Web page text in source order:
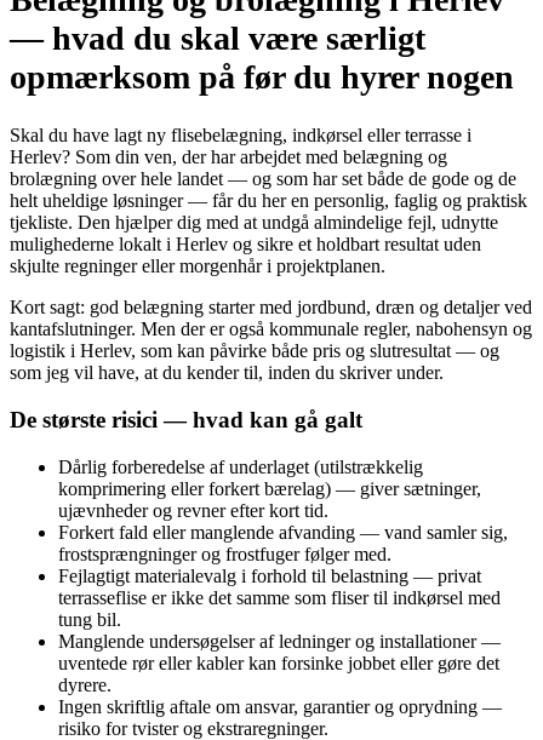
— hvad du skal være særligt
opmærksom på før du hyrer nogen
Skal du have lagt ny flisebelægning, indkørsel eller terrasse i
Herlev? Som din ven, der har arbejdet med belægning og
brolægning over hele landet — og som har set både de gode og de
helt uheldige løsninger — får du her en personlig, faglig og praktisk
tjekliste. Den hjælper dig med at undgå almindelige fejl, udnytte
mulighederne lokalt i Herlev og sikre et holdbart resultat uden
skjulte regninger eller morgenhår i projektplanen.
Kort sagt: god belægning starter med jordbund, dræn og detaljer ved
kantafslutninger. Men der er også kommunale regler, nabo­hensyn og
logistik i Herlev, som kan påvirke både pris og slutresultat — og
som jeg vil have, at du kender til, inden du skriver under.
De største risici — hvad kan gå galt
Dårlig forberedelse af underlaget (utilstrækkelig
komprimering eller forkert bærelag) — giver sætninger,
ujævnheder og revner efter kort tid.
Forkert fald eller manglende afvanding — vand samler sig,
frostsprængninger og frostfuger følger med.
Fejlagtigt materialevalg i forhold til belastning — privat
terrasseflise er ikke det samme som fliser til indkørsel med
tung bil.
Manglende undersøgelser af ledninger og installationer —
uventede rør eller kabler kan forsinke jobbet eller gøre det
dyrere.
Ingen skriftlig aftale om ansvar, garantier og oprydning —
risiko for tvister og ekstraregninger.